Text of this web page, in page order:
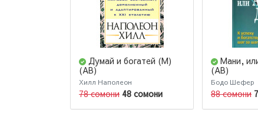
Думай и богатей (М)
(AB)
Хилл Наполеон
78 сомони 48 сомони
Мани,
(AB)
Бодо Шефер
88 сомони